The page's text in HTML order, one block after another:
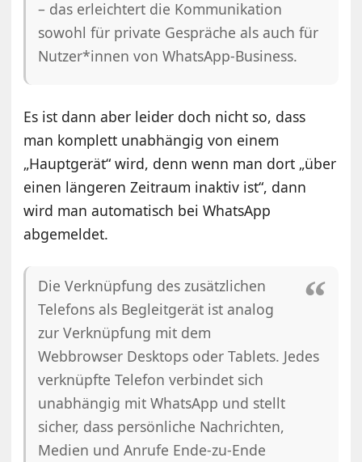
– das erleichtert die Kommunikation
sowohl für private Gespräche als auch für
Nutzer*innen von WhatsApp-Business.
Es ist dann aber leider doch nicht so, dass
man komplett unabhängig von einem
„Hauptgerät“ wird, denn wenn man dort „über
einen längeren Zeitraum inaktiv ist“, dann
wird man automatisch bei WhatsApp
abgemeldet.
Die Verknüpfung des zusätzlichen
Telefons als Begleitgerät ist analog
zur Verknüpfung mit dem
Webbrowser Desktops oder Tablets. Jedes
verknüpfte Telefon verbindet sich
unabhängig mit WhatsApp und stellt
sicher, dass persönliche Nachrichten,
Medien und Anrufe Ende-zu-Ende